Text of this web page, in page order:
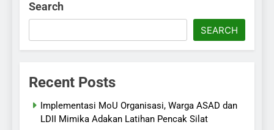
Search
SEARCH
Recent Posts
Implementasi MoU Organisasi, Warga ASAD dan
LDII Mimika Adakan Latihan Pencak Silat